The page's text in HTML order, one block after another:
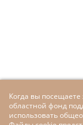
Когда вы
областной фонд
использовать